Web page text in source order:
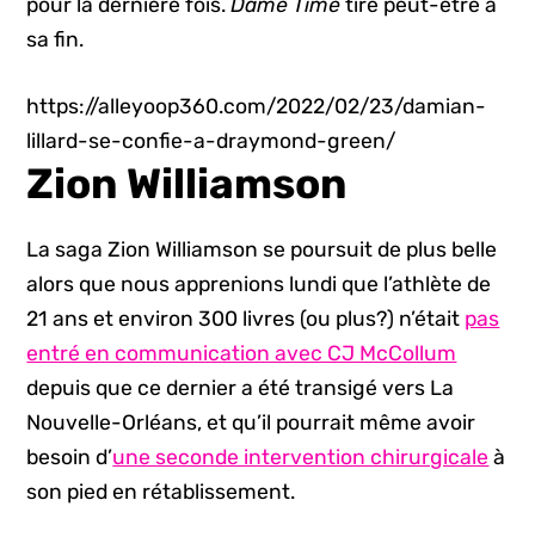
pour la dernière fois.Dame Time tire peut-être à
sa fin.
https://alleyoop360.com/2022/02/23/damian-
lillard-se-confie-a-draymond-green/
Zion Williamson
La saga Zion Williamson se poursuit de plus belle
alors que nous apprenions lundi que l’athlète de
21 ans et environ 300 livres (ou plus?) n’était pas
entré en communication avec CJ McCollum
depuis que ce dernier a été transigé vers La
Nouvelle-Orléans, et qu’il pourrait même avoir
besoin d’une seconde intervention chirurgicale à
son pied en rétablissement.